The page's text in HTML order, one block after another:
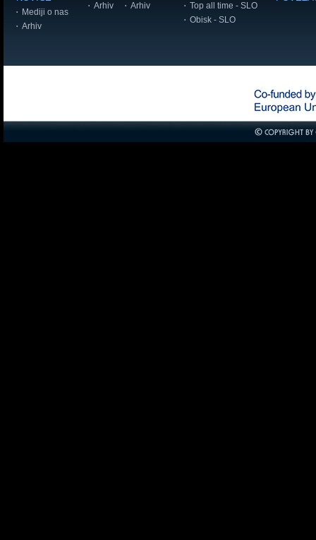
Mediji o nas
Arhiv
Arhiv
Arhiv
Top all time - SLO
Obisk - SLO